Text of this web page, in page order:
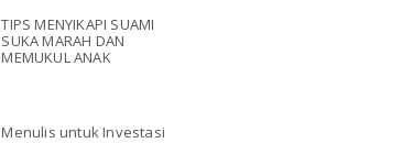
TIPS MENYIKAPI SUAMI
SUKA MARAH DAN
MEMUKUL ANAK
Menulis untuk Investasi